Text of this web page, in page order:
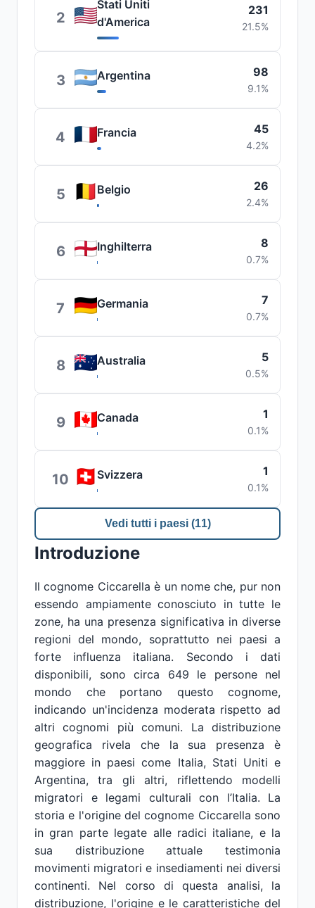
2
Stati Uniti
d'America
231
21.5%
3 Argentina 98
9.1%
4 Francia 45
4.2%
5 Belgio 26
2.4%
6 Inghilterra 8
0.7%
7 Germania 7
0.7%
8 Australia 5
0.5%
9 Canada 1
0.1%
10 Svizzera 1
0.1%
Vedi tutti i paesi (11)
Introduzione
Il cognome Ciccarella è un nome che, pur non
essendo ampiamente conosciuto in tutte le
zone, ha una presenza significativa in diverse
regioni del mondo, soprattutto nei paesi a
forte influenza italiana. Secondo i dati
disponibili, sono circa 649 le persone nel
mondo che portano questo cognome,
indicando un'incidenza moderata rispetto ad
altri cognomi più comuni. La distribuzione
geografica rivela che la sua presenza è
maggiore in paesi come Italia, Stati Uniti e
Argentina, tra gli altri, riflettendo modelli
migratori e legami culturali con l’Italia. La
storia e l'origine del cognome Ciccarella sono
in gran parte legate alle radici italiane, e la
sua distribuzione attuale testimonia
movimenti migratori e insediamenti nei diversi
continenti. Nel corso di questa analisi, la
distribuzione, l'origine e le caratteristiche del